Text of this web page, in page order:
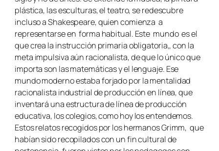
plástica, las esculturas, el teatro, se redescubre
incluso a Shakespeare, quien comienza a
representarse en forma habitual. Este mundo es el
que crea la instrucción primaria obligatoria,, con la
meta impulsiva aún racionalista, de que lo único que
importa son las matemáticas y el lenguaje. Ese
mundo moderno estaba forjado por la mentalidad
racionalista industrial de producción en línea, que
inventará una estructura de línea de producción
educativa, los colegios, como hoy los entendemos.
Estos relatos recogidos por los hermanos Grimm, que
habían sido recopilados con un fin cultural de